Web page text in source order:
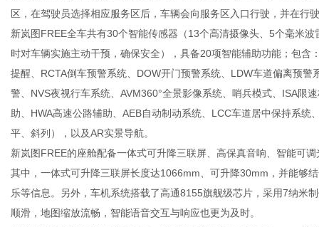
区，在驾驶员选择相应服务区后，车辆会向服务区入口行驶，并在行
新岚图FREE全车共有30个智能传感器（13个高清摄像头、5个毫米
时对车辆实施主动干预，确保安全），具备20项智能辅助功能；包
提醒、RCTA倒车预警系统、DOW开门预警系统、LDW车道偏离预
警、NVS夜视行车系统、AVM360°全景影像系统、哨兵模式、ISA限
助、HWA高速公路辅助、AEB自动制动系统、LCC车道居中保持系
平、斜列），以及AR实景导航。
新岚图FREE的座舱配备一体式可升降三联屏、高保真音响、智能可
其中，一体式可升降三联屏长度达1066mm、可升降30mm，并能够
乐等信息。另外，车机系统搭载了高通8155旗舰级芯片，采用7纳米
顺滑，地图缩放流畅，智能语音交互与响应也更为及时。